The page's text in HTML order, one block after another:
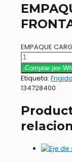
EMPAQUE
Comprar por
Etiqueta:
134728400